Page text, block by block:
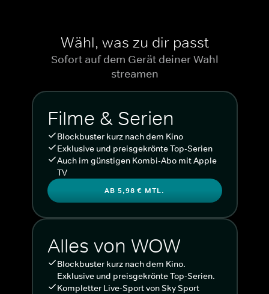
Wähl, was zu dir passt
Sofort auf dem Gerät deiner Wahl
streamen
Filme & Serien
Blockbuster kurz nach dem Kino
Exklusive und preisgekrönte Top-Serien
Auch im günstigen Kombi-Abo mit Apple
TV
AB 5,98 € MTL.
Alles von WOW
Blockbuster kurz nach dem Kino.
Exklusive und preisgekrönte Top-Serien.
Kompletter Live-Sport von Sky Sport